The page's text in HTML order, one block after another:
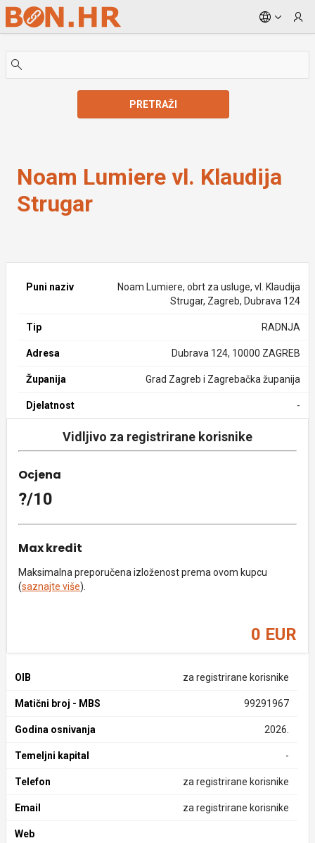
Skip to Main Content
PRETRAŽI
Noam Lumiere vl. Klaudija
Strugar
Puni naziv
Noam Lumiere, obrt za usluge, vl. Klaudija
Strugar, Zagreb, Dubrava 124
Tip RADNJA
Adresa Dubrava 124, 10000 ZAGREB
Županija Grad Zagreb i Zagrebačka županija
Djelatnost -
Vidljivo za registrirane korisnike
Ocjena
?/10
Max kredit
Maksimalna preporučena izloženost prema ovom kupcu
(saznajte više).
0 EUR
OIB za registrirane korisnike
Matični broj - MBS 99291967
Godina osnivanja 2026.
Temeljni kapital -
Telefon za registrirane korisnike
Email za registrirane korisnike
Web